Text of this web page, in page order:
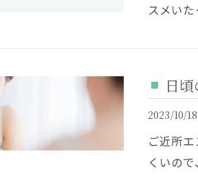
スメい
日
2023/10/18
ご近所
くいの